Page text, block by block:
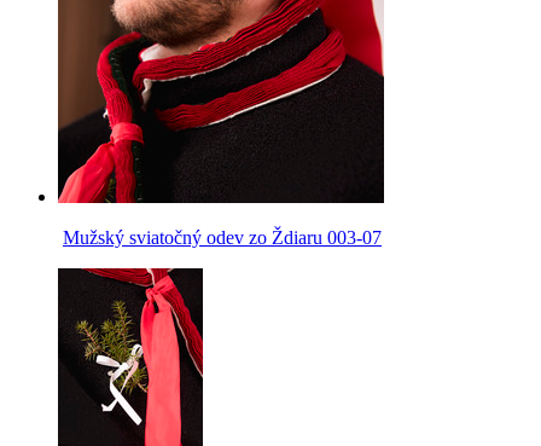
Mužský sviatočný odev zo Ždiaru 003-07